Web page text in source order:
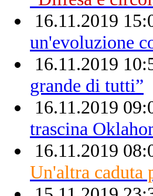
16.11.2019
un'evoluzione
16.11.2019
grande di tutti”
16.11.2019
trascina
16.11.2019
Un'altra caduta